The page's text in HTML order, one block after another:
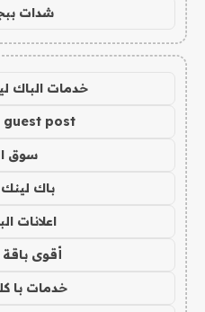
شدات
خدمات الباك
guest post مقال ضيف
سوق
باك لينك
اعلانات
أقوى
خدمات با